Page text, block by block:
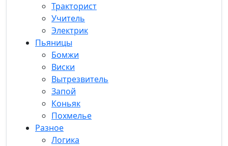
Тракторист
Учитель
Электрик
Пьяницы
Бомжи
Виски
Вытрезвитель
Запой
Коньяк
Похмелье
Разное
Логика